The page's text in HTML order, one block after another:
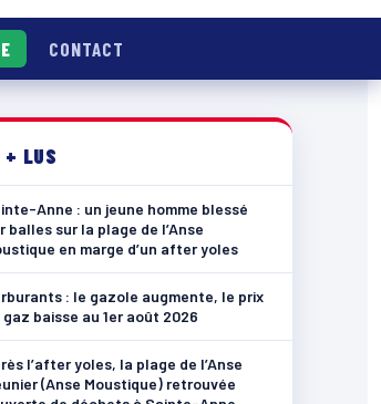
CONTACT
+ LUS
Anne : un jeune homme blessé
balles sur la plage de l’Anse
en marge d’un after yoles
: le gazole augmente, le prix
gaz baisse au 1er août 2026
l’after yoles, la plage de l’Anse
(Anse Moustique) retrouvée